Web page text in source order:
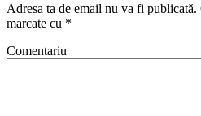
Adresa ta de email nu va fi publicată.
marcate cu *
Comentariu